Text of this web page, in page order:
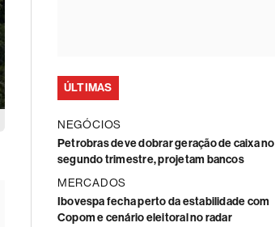
ÚLTIMAS
NEGÓCIOS
Petrobras deve dobrar geração de caixa no
segundo trimestre, projetam bancos
MERCADOS
Ibovespa fecha perto da estabilidade com
Copom e cenário eleitoral no radar